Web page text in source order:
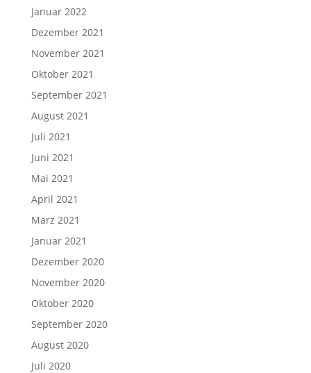
Januar 2022
Dezember 2021
November 2021
Oktober 2021
September 2021
August 2021
Juli 2021
Juni 2021
Mai 2021
April 2021
März 2021
Januar 2021
Dezember 2020
November 2020
Oktober 2020
September 2020
August 2020
Juli 2020